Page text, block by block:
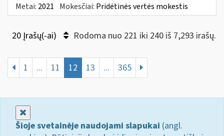
Metai: 2021 Mokesčiai: Pridėtinės vertės mokestis
20 Įrašų(-ai) Rodoma nuo 221 iki 240 iš 7,293 irašų.
1 ... 11 12 13 ... 365
Šioje svetainėje naudojami slapukai (angl.